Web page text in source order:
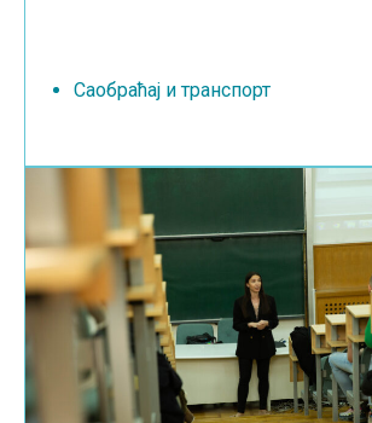
Саобраћај и транспорт